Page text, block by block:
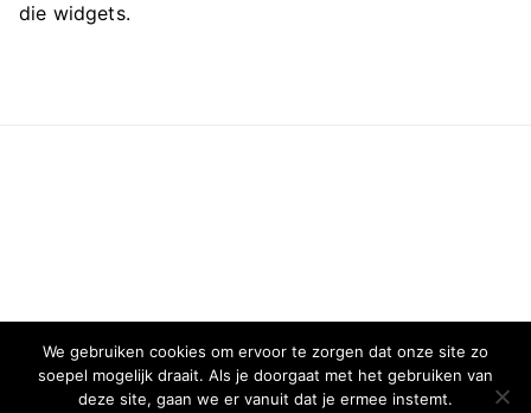
die widgets.
We gebruiken cookies om ervoor te zorgen dat onze site zo
soepel mogelijk draait. Als je doorgaat met het gebruiken van
deze site, gaan we er vanuit dat je ermee instemt.